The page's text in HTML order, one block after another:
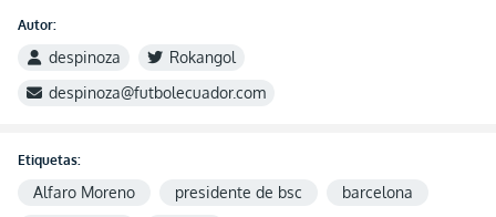
Autor:
despinoza
Rokangol
despinoza@futbolecuador.com
Etiquetas:
Alfaro Moreno presidente de bsc
barcelona